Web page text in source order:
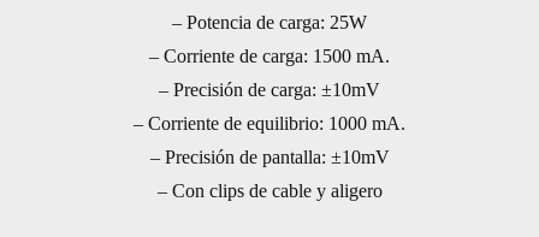
– Potencia de carga: 25W
– Corriente de carga: 1500 mA.
– Precisión de carga: ±10mV
– Corriente de equilibrio: 1000 mA.
– Precisión de pantalla: ±10mV
– Con clips de cable y aligero